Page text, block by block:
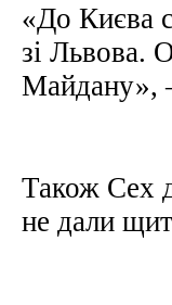
«До Києва
зі Львова.
Майдану»,
Також Сех
не дали